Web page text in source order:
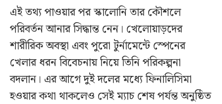
এই তথ্য পাওয়ার পর স্কালোনি তার কৌশলে
পরিবর্তন আনার সিদ্ধান্ত নেন। খেলোয়াড়দের
শারীরিক অবস্থা এবং পুরো টুর্নামেন্টে স্পেনের
খেলার ধরন বিবেচনায় নিয়ে তিনি পরিকল্পনা
বদলান। এর আগে দুই দলের মধ্যে ফিনালিসিমা
হওয়ার কথা থাকলেও সেই ম্যাচ শেষ পর্যন্ত অনুষ্ঠিত